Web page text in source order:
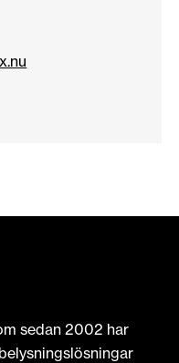
sedan 2002 har